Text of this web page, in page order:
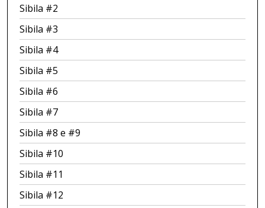
Sibila #2
Sibila #3
Sibila #4
Sibila #5
Sibila #6
Sibila #7
Sibila #8 e #9
Sibila #10
Sibila #11
Sibila #12